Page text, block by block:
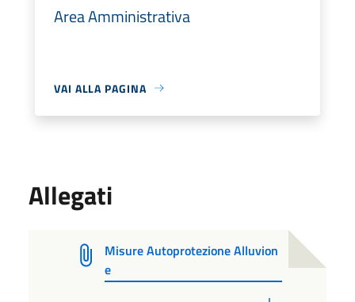
Area Amministrativa
VAI ALLA PAGINA
Allegati
Misure Autoprotezione Alluvion
e